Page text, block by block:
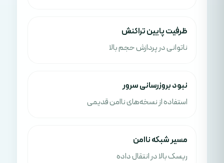
ظرفیت پایین تراکنش
ناتوانی در پردازش حجم بالا
نبود بروزرسانی سرور
استفاده از نسخه‌های ناامن قدیمی
مسیر شبکه ناامن
ریسک بالا در انتقال داده